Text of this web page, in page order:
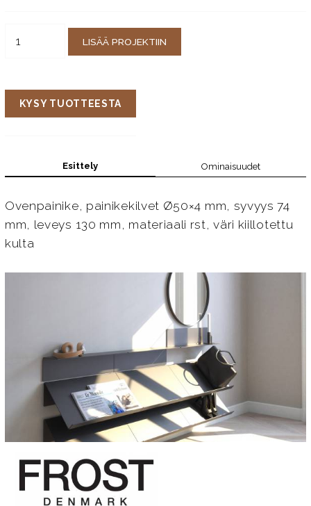
LISÄÄ PROJEKTIIN
KYSY TUOTTEESTA
Esittely Ominaisuudet
Ovenpainike, painikekilvet Ø50×4 mm, syvyys 74
mm, leveys 130 mm, materiaali rst, väri kiillotettu
kulta